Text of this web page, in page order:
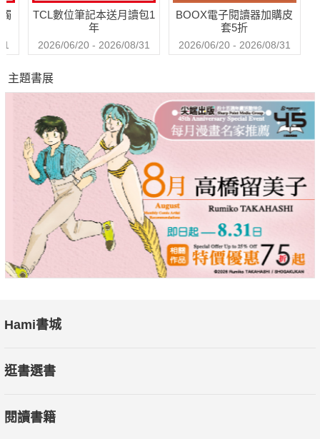
壞壓力，到壓力的來龍去脈，以及學習正確且有效的紓壓方法，
作者期待透過本書，能讓更多人知道現代人必備的壓力知
自我提醒，練習書中提到的各種觀念與紓壓方式，改善自己在日
常生活中所遭遇到的壓力問題。最終能找到一種平衡方式，讓剛
剛好的壓力推自己一把，同時找到方法應對「不健康的壓力」。
TCL數位筆記本送月讀包1
年
2026/06/20 - 2026/08/31
BOOX電子閱讀器加購皮
套5折
2026/06/20 - 2026/08/31
主題書展
Hami書城
逛書選書
閱讀書籍